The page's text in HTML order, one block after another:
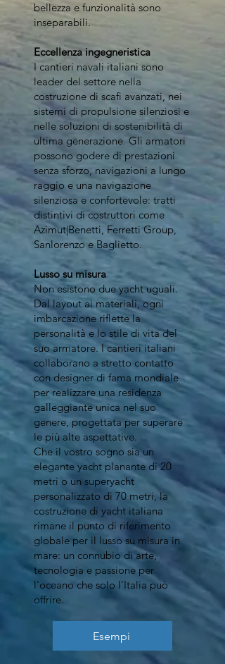
bellezza e funzionalità sono
inseparabili.
Eccellenza ingegneristica
I cantieri navali italiani sono
leader del settore nella
costruzione di scafi avanzati, nei
sistemi di propulsione silenziosi e
nelle soluzioni di sostenibilità di
ultima generazione. Gli armatori
possono godere di prestazioni
senza sforzo, navigazioni a lungo
raggio e una navigazione
silenziosa e confortevole: tratti
distintivi di costruttori come
Azimut|Benetti, Ferretti Group,
Sanlorenzo e Baglietto.
Lusso su misura
Non esistono due yacht uguali.
Dal layout ai materiali, ogni
imbarcazione riflette la
personalità e lo stile di vita del
suo armatore. I cantieri italiani
collaborano a stretto contatto
con designer di fama mondiale
per realizzare una residenza
galleggiante unica nel suo
genere, progettata per superare
le più alte aspettative.
Che il vostro sogno sia un
elegante yacht planante di 20
metri o un superyacht
personalizzato di 70 metri, la
costruzione di yacht italiana
rimane il punto di riferimento
globale per il lusso su misura in
mare: un connubio di arte,
tecnologia e passione per
l'oceano che solo l'Italia può
offrire.
Esempi